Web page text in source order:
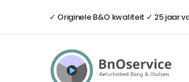
✓ Originele B&O kwaliteit ✓ 25 jaar